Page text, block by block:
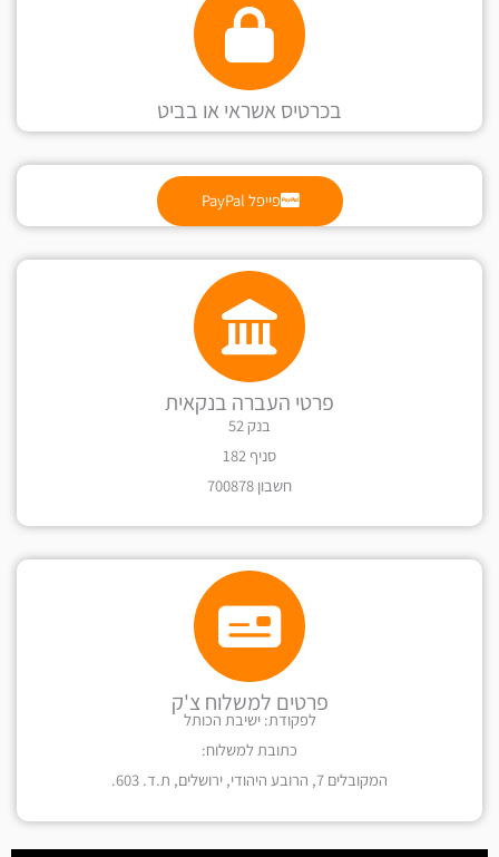
בכרטיס אשראי או בביט
פייפל PayPal
פרטי העברה בנקאית
בנק 52
סניף 182
חשבון 700878
פרטים למשלוח צ'ק
לפקודת: ישיבת הכותל
כתובת למשלוח:
המקובלים 7, הרובע היהודי, ירושלים, ת.ד. 603.